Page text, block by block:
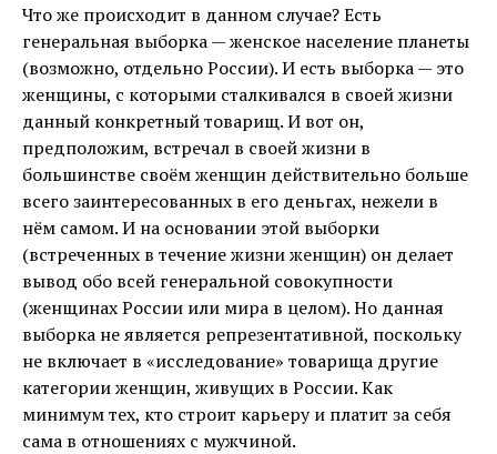
Что же происходит в данном случае? Есть
генеральная выборка — женское население планеты
(возможно, отдельно России). И есть выборка — это
женщины, с которыми сталкивался в своей жизни
данный конкретный товарищ. И вот он,
предположим, встречал в своей жизни в
большинстве своём женщин действительно больше
всего заинтересованных в его деньгах, нежели в
нём самом. И на основании этой выборки
(встреченных в течение жизни женщин) он делает
вывод обо всей генеральной совокупности
(женщинах России или мира в целом). Но данная
выборка не является репрезентативной, поскольку
не включает в «исследование» товарища другие
категории женщин, живущих в России. Как
минимум тех, кто строит карьеру и платит за себя
сама в отношениях с мужчиной.